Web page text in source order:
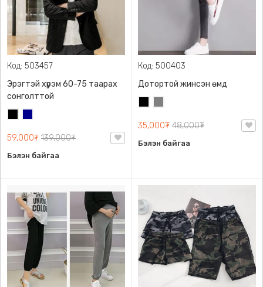
Код: 503457
Эрэгтэй хүрэм 60-75 таарах
сонголттой
59,000₮ 139,000₮
Бэлэн байгаа
Код: 500403
Дотортой жинсэн өмд
35,000₮ 48,000₮
Бэлэн байгаа